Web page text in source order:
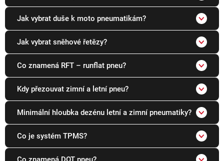
Jak vybrat duše k moto pneumatikám?
Jak vybrat sněhové řetězy?
Co znamená RFT – runflat pneu?
Kdy přezouvat zimní a letní pneu?
Minimální hloubka dezénu letní a zimní pneumatiky?
Co je systém TPMS?